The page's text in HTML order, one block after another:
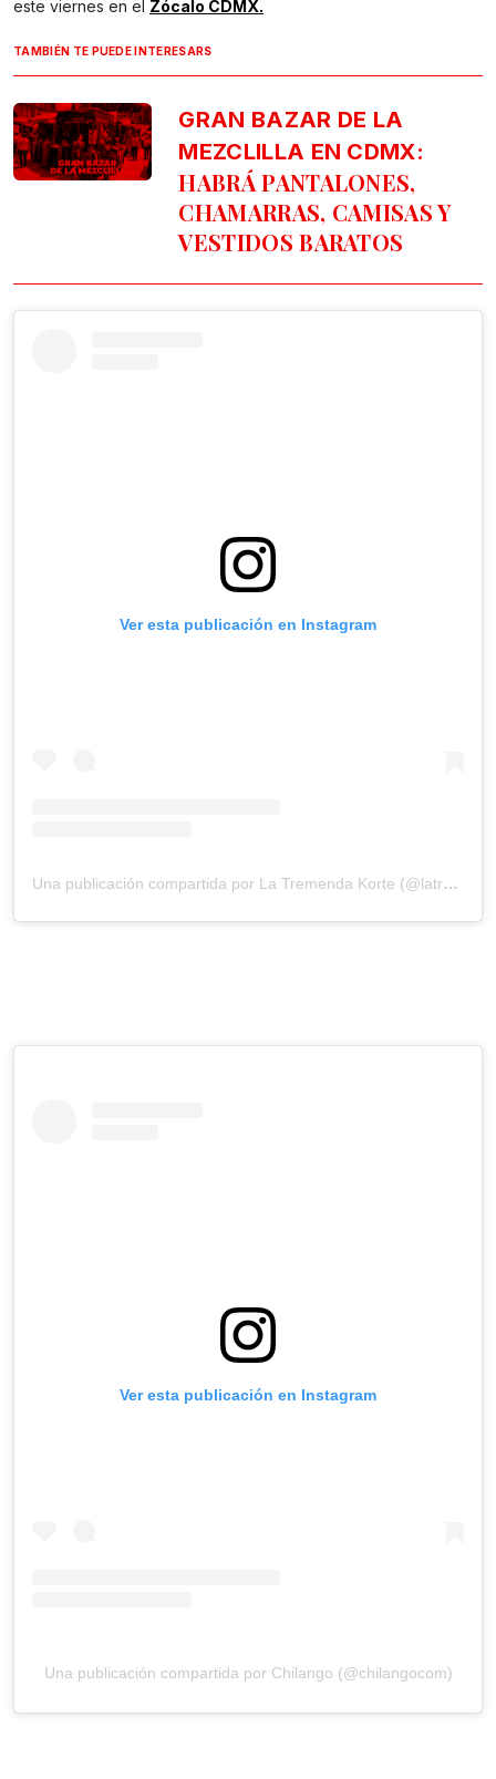
este viernes en el Zócalo CDMX.
TAMBIÉN TE PUEDE INTERESARS
GRAN BAZAR DE LA
MEZCLILLA EN CDMX:
HABRÁ PANTALONES,
CHAMARRAS, CAMISAS Y
VESTIDOS BARATOS
Ver esta publicación en Instagram
Una publicación compartida por La Tremenda Korte (@latremendakorte)
Ver esta publicación en Instagram
Una publicación compartida por Chilango (@chilangocom)